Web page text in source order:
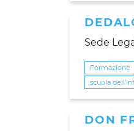
Sede
Formazione
scuola
DON